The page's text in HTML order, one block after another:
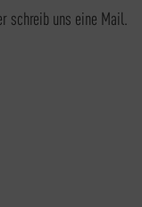
schreib uns eine Mail.